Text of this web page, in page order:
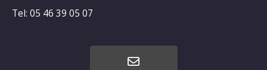
Tel: 05 46 39 05 07